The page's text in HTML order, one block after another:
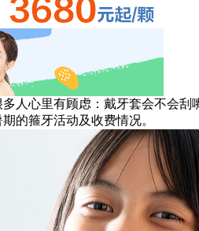
心里有顾虑：戴牙套会不会刮
期的箍牙活动及收费情况。